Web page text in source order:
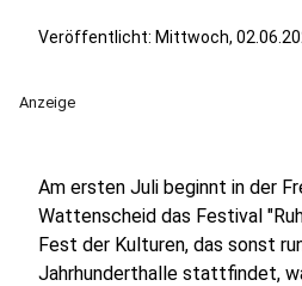
Veröffentlicht: Mittwoch,
Anzeige
Am ersten Juli beginnt in der
Wattenscheid das Festival
Fest der Kulturen, das sonst
Jahrhunderthalle stattfindet,